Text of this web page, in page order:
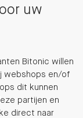
uw
Bitonic willen
webshops en/of
dit kunnen
partijen en
direct naar